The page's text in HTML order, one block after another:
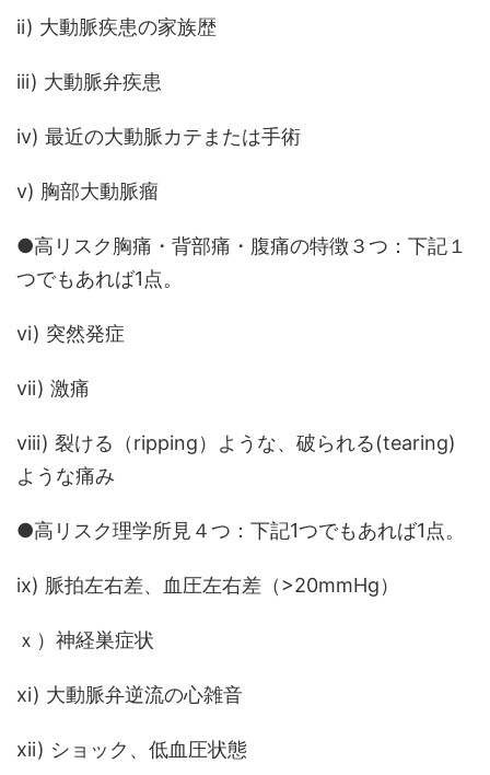
ii) 大動脈疾患の家族歴
iii) 大動脈弁疾患
iv) 最近の大動脈カテまたは手術
v) 胸部大動脈瘤
●高リスク胸痛・背部痛・腹痛の特徴３つ：下記１
つでもあれば1点。
vi) 突然発症
vii) 激痛
viii) 裂ける（ripping）ような、破られる(tearing)
ような痛み
●高リスク理学所見４つ：下記1つでもあれば1点。
ix) 脈拍左右差、血圧左右差（>20mmHg）
ｘ）神経巣症状
xi) 大動脈弁逆流の心雑音
xii) ショック、低血圧状態